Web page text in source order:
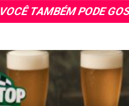
VOCÊ TAMBÉM PODE